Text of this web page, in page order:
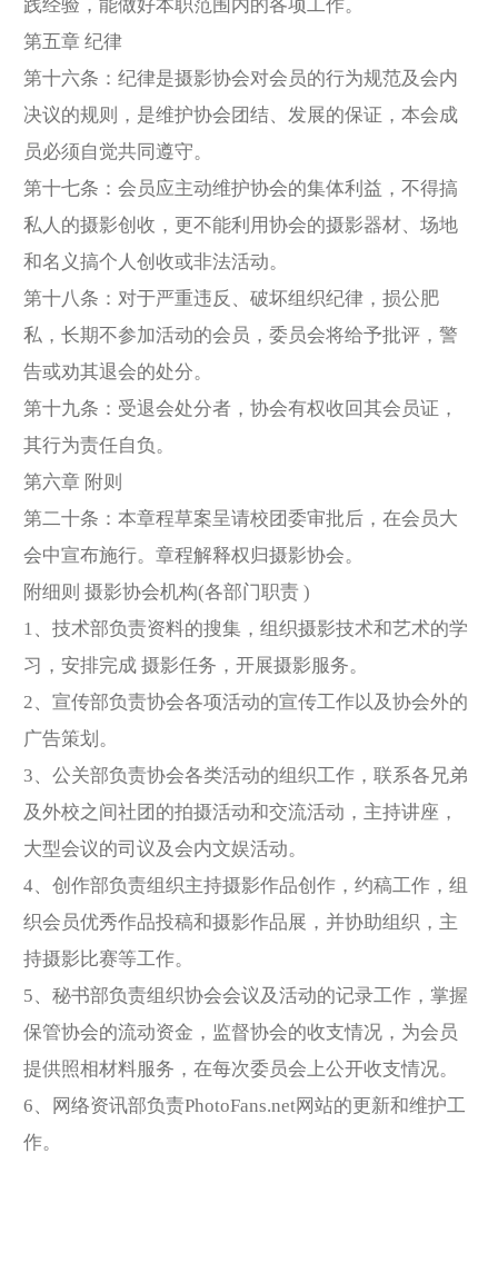
践经验，能做好本职范围内的各项工作。
第五章 纪律
第十六条：纪律是摄影协会对会员的行为规范及会内
决议的规则，是维护协会团结、发展的保证，本会成
员必须自觉共同遵守。
第十七条：会员应主动维护协会的集体利益，不得搞
私人的摄影创收，更不能利用协会的摄影器材、场地
和名义搞个人创收或非法活动。
第十八条：对于严重违反、破坏组织纪律，损公肥
私，长期不参加活动的会员，委员会将给予批评，警
告或劝其退会的处分。
第十九条：受退会处分者，协会有权收回其会员证，
其行为责任自负。
第六章 附则
第二十条：本章程草案呈请校团委审批后，在会员大
会中宣布施行。章程解释权归摄影协会。
附细则 摄影协会机构(各部门职责 )
1、技术部负责资料的搜集，组织摄影技术和艺术的学
习，安排完成 摄影任务，开展摄影服务。
2、宣传部负责协会各项活动的宣传工作以及协会外的
广告策划。
3、公关部负责协会各类活动的组织工作，联系各兄弟
及外校之间社团的拍摄活动和交流活动，主持讲座，
大型会议的司议及会内文娱活动。
4、创作部负责组织主持摄影作品创作，约稿工作，组
织会员优秀作品投稿和摄影作品展，并协助组织，主
持摄影比赛等工作。
5、秘书部负责组织协会会议及活动的记录工作，掌握
保管协会的流动资金，监督协会的收支情况，为会员
提供照相材料服务，在每次委员会上公开收支情况。
6、网络资讯部负责PhotoFans.net网站的更新和维护工
作。